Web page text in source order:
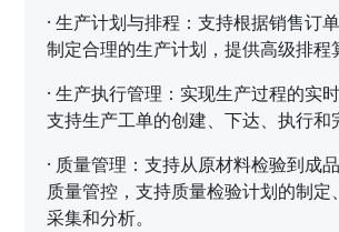
·生产计划与排程：支持根据销售订
制定合理的生产计划，提供高级排程
·生产执行管理：实现生产过程的实
支持生产工单的创建、下达、执行和
· 质量管理：支持从原材料检验到成
质量管控，支持质量检验计划的制定
采集和分析。